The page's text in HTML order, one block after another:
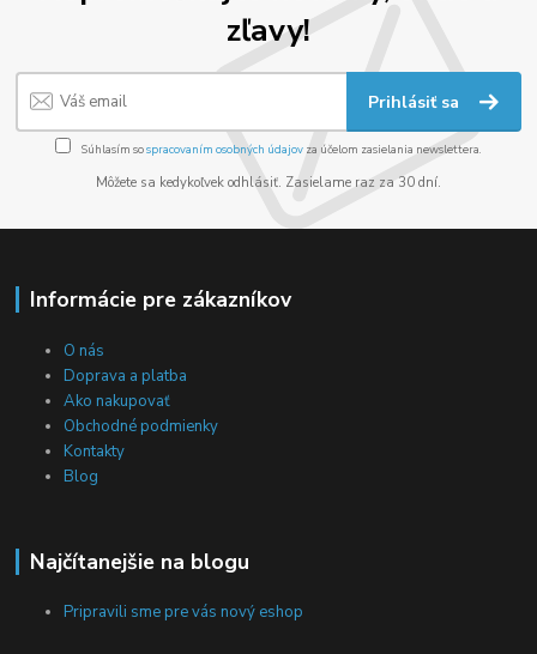
zľavy!
Prihlásiť sa
Súhlasím sospracovaním osobných údajov za účelom zasielania newslettera.
Môžete sa kedykoľvek odhlásiť. Zasielame raz za 30 dní.
Informácie pre zákazníkov
O nás
Doprava a platba
Ako nakupovať
Obchodné podmienky
Kontakty
Blog
Najčítanejšie na blogu
Pripravili sme pre vás nový eshop